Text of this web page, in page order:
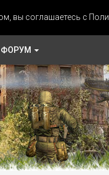
вы соглашаетесь с
ФОРУМ